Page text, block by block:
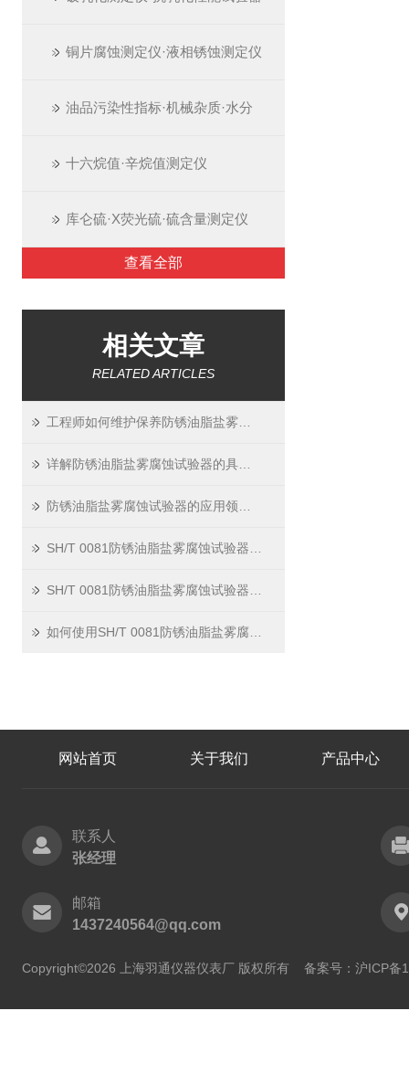
铜片腐蚀测定仪·液相锈蚀测定仪
油品污染性指标·机械杂质·水分
十六烷值·辛烷值测定仪
库仑硫·X荧光硫·硫含量测定仪
查看全部
相关文章
RELATED ARTICLES
网站首页 关于我们 产品中心
联系人
张经理
邮箱
1437240564@qq.com
Copyright©2026 上海羽通仪器仪表厂 版权所有 备案号：沪ICP备